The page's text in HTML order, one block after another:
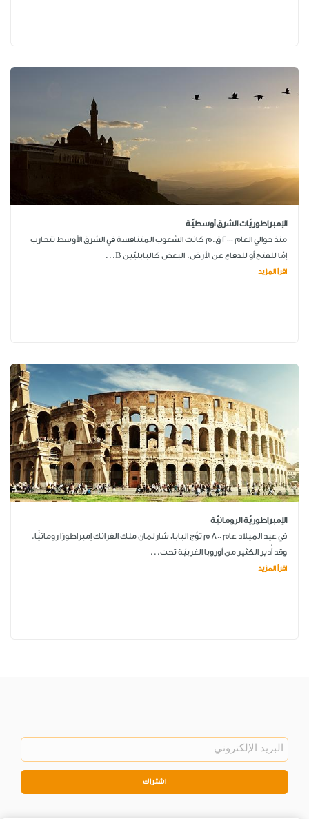
الإمبراطوريّات الشرق أوسطيّة
منذ حوالي العام 2000 ق.م كانت الشعوب المتنافسة في الشرق الأوسط تتحارب
إمّا للفتح أو للدفاع عن الأرض. البعض كالبابليّين B...
اقرأ المزيد
الإمبراطوريّة الرومانيّة
في عيد الميلاد عام 800 م توَّج البابا، شارلمان ملك الفرانك إمبراطورًا رومانيًّا.
وقد أُدير الكثير من أوروبا الغربيّة تحت...
اقرأ المزيد
اشتراك